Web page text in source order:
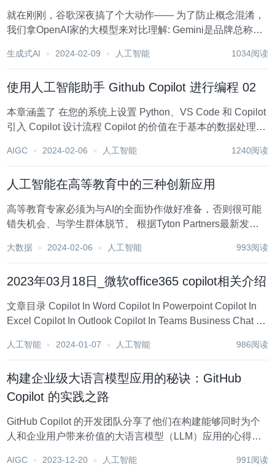
就在刚刚，谷歌深夜搞了个大动作—— 为了防止概念混淆，
我们拿OpenAI家的大模型来对比理解: Gemini是品牌总称，
应ChatGPT Plus; Gemini Ult...
生成式AI 2024-02-09 人工智能 1034阅读
使用人工智能助手 Github Copilot 进行编程 02
本章涵盖了 在您的系统上设置 Python、VS Code 和 Copilot
引⼊ Copilot 设计流程 Copilot 的价值在于基本的数据处理任
悉与其的交互方式。在设置好Copi...
AIGC 2024-02-06 人工智能 1240阅读
人工智能在高等教育中的三种创新应用
高等教育专家必须为与AI的全面协作做好准备，否则很可能
错失机会、与学生群体脱节。 根据Tyton Partners最新发布
更快。从具体数据来说，教职工群体中的AI频繁使用比例仅
大数据 2024-02-06 人工智能 993阅读
2023年03月18日_微软office365 copilot相关介绍
文章目录 Copilot In Word Copilot In Powerpoint Copilot In
Excel Copilot In Outlook Copilot In Teams Business Chat 1 -
人工智能 2024-01-07 人工智能 986阅读
构建企业级大语言模型应用的秘诀：GitHub
Copilot 的实践之路
GitHub Copilot 的开发团队分享了他们在构建能够同时为个
人和企业用户带来价值的大语言模型（LLM）应用的心得体
xp），链接：https://baoyu.io/translatio...
AIGC 2023-12-20 人工智能 991阅读